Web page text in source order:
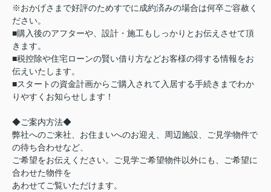
※おかげさまで好評のためすでに成約済みの場合は何卒ご容赦く
ださい。
■購入後のアフターや、設計・施工もしっかりとお伝えさせて頂
きます。
■税控除や住宅ローンの賢い借り方などお客様の得する情報をお
伝えいたします。
■スタートの資金計画からご購入されて入居する手続きまでわか
りやすくお知らせします！
◆ご案内方法◆
弊社へのご来社、お住まいへのお迎え、周辺施設、ご見学物件で
の待ち合わせなど、
ご希望をお伝えください。ご見学ご希望物件以外にも、ご希望に
合わせた物件を
あわせてご覧いただけます。